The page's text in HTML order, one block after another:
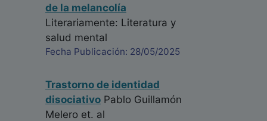
de la melancolía
Literariamente: Literatura y
salud mental
Fecha Publicación: 28/05/2025
Trastorno de identidad
disociativo Pablo Guillamón
Melero et. al